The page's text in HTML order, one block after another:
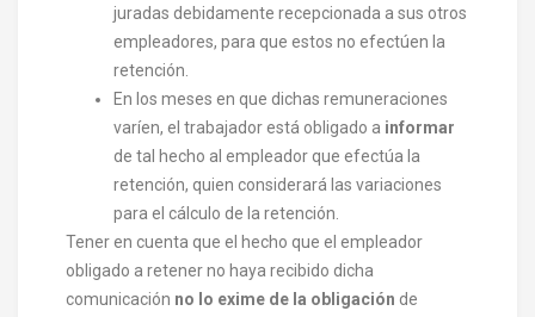
juradas debidamente recepcionada a sus otros
empleadores, para que estos no efectúen la
retención.
En los meses en que dichas remuneraciones
varíen, el trabajador está obligado a informar
de tal hecho al empleador que efectúa la
retención, quien considerará las variaciones
para el cálculo de la retención.
Tener en cuenta que el hecho que el empleador
obligado a retener no haya recibido dicha
comunicación no lo exime de la obligación de